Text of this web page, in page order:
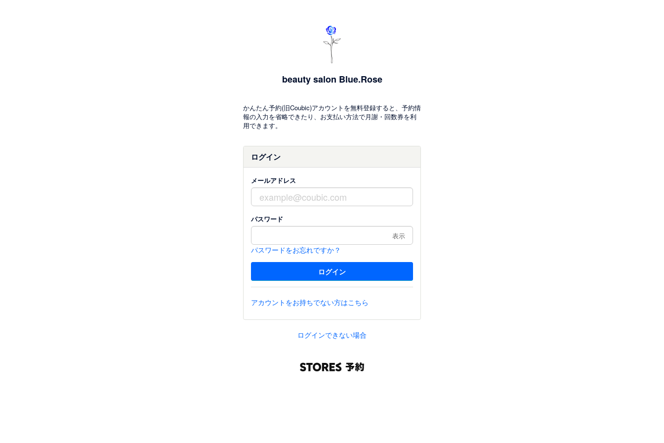
beauty salon Blue.Rose
かんたん予約(旧Coubic)アカウントを無料登録すると、予約情
報の入力を省略できたり、お支払い方法で月謝・回数券を利
用できます。
ログイン
メールアドレス
パスワード
表示
パスワードをお忘れですか？
アカウントをお持ちでない方はこちら
ログインできない場合